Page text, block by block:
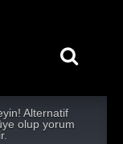
Alternatif
olup yorum